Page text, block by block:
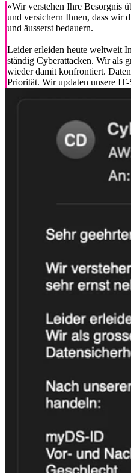
«Wir verstehen Ihre Besorgnis
und versichern Ihnen, dass wir
und äusserst bedauern.
Leider erleiden heute weltweit
ständig Cyberattacken. Wir als
wieder damit konfrontiert.
Priorität. Wir updaten unsere